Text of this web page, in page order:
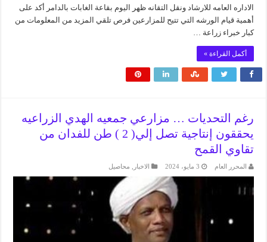
الاداره العامه للارشاد ونقل التقانه ظهر اليوم بقاعة الغابات بالدامر أكد على
أهمية قيام الورشه التي تتيح للمزارعين فرص تلقي المزيد من المعلومات من
كبار خبراء زراعة …
أكمل القراءة »
رغم التحديات … مزارعي جمعيه الهدي الزراعيه
يحققون إنتاجية تصل إلي( 2 ) طن للفدان من
تقاوي القمح
المحرر العام 3 مايو، 2024 الاخبار محاصيل